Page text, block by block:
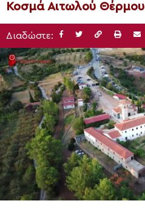
Κοσμά Αιτωλού Θέρμου
Διαδώστε: